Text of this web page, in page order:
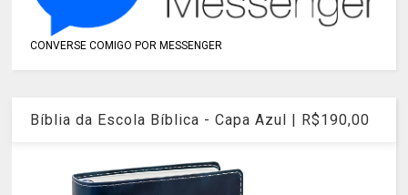
CONVERSE COMIGO POR MESSENGER
Bíblia da Escola Bíblica - Capa Azul | R$190,00